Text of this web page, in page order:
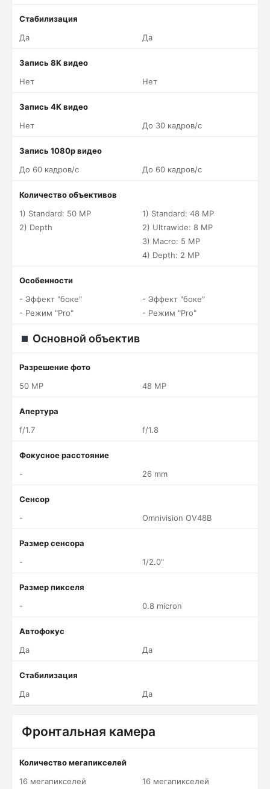
Стабилизация
Да
Да
Запись 8K видео
Нет
Нет
Запись 4K видео
Нет
До 30 кадров/c
Запись 1080p видео
До 60 кадров/c
До 60 кадров/c
Количество объективов
1) Standard: 50 MP
2) Depth
1) Standard: 48 MP
2) Ultrawide: 8 MP
3) Macro: 5 MP
4) Depth: 2 MP
Особенности
- Эффект "боке"
- Режим "Pro"
- Эффект "боке"
- Режим "Pro"
Основной объектив
Разрешение фото
50 MP
48 MP
Апертура
f/1.7
f/1.8
Фокусное расстояние
-
26 mm
Сенсор
-
Omnivision OV48B
Размер сенсора
-
1/2.0"
Размер пикселя
-
0.8 micron
Автофокус
Да
Да
Стабилизация
Да
Да
Фронтальная камера
Количество мегапикселей
16 мегапикселей
16 мегапикселей